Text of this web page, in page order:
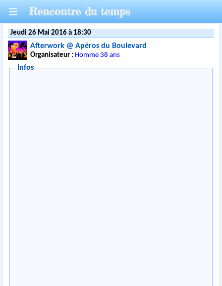
Rencontre du temps
Jeudi 26 Mai 2016 à 18:30
Afterwork @ Apéros du Boulevard
Organisateur : Homme 38 ans
Infos